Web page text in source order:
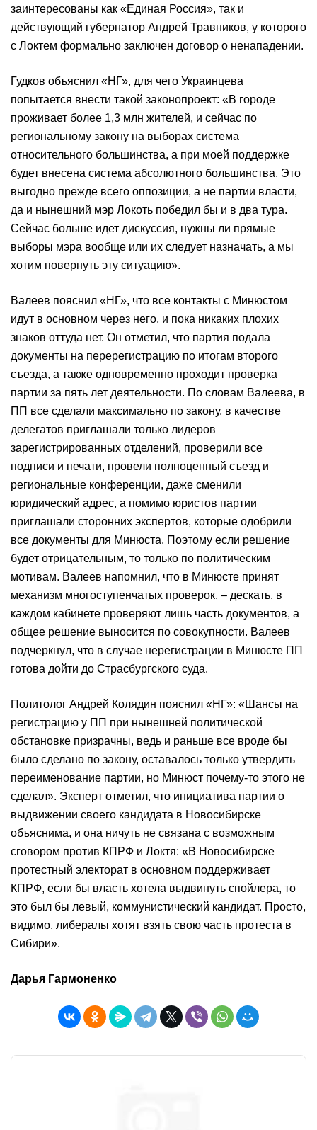
заинтересованы как «Единая Россия», так и
действующий губернатор Андрей Травников, у которого
с Локтем формально заключен договор о ненападении.
Гудков объяснил «НГ», для чего Украинцева
попытается внести такой законопроект: «В городе
проживает более 1,3 млн жителей, и сейчас по
региональному закону на выборах система
относительного большинства, а при моей поддержке
будет внесена система абсолютного большинства. Это
выгодно прежде всего оппозиции, а не партии власти,
да и нынешний мэр Локоть победил бы и в два тура.
Сейчас больше идет дискуссия, нужны ли прямые
выборы мэра вообще или их следует назначать, а мы
хотим повернуть эту ситуацию».
Валеев пояснил «НГ», что все контакты с Минюстом
идут в основном через него, и пока никаких плохих
знаков оттуда нет. Он отметил, что партия подала
документы на перерегистрацию по итогам второго
съезда, а также одновременно проходит проверка
партии за пять лет деятельности. По словам Валеева, в
ПП все сделали максимально по закону, в качестве
делегатов приглашали только лидеров
зарегистрированных отделений, проверили все
подписи и печати, провели полноценный съезд и
региональные конференции, даже сменили
юридический адрес, а помимо юристов партии
приглашали сторонних экспертов, которые одобрили
все документы для Минюста. Поэтому если решение
будет отрицательным, то только по политическим
мотивам. Валеев напомнил, что в Минюсте принят
механизм многоступенчатых проверок, – дескать, в
каждом кабинете проверяют лишь часть документов, а
общее решение выносится по совокупности. Валеев
подчеркнул, что в случае нерегистрации в Минюсте ПП
готова дойти до Страсбургского суда.
Политолог Андрей Колядин пояснил «НГ»: «Шансы на
регистрацию у ПП при нынешней политической
обстановке призрачны, ведь и раньше все вроде бы
было сделано по закону, оставалось только утвердить
переименование партии, но Минюст почему-то этого не
сделал». Эксперт отметил, что инициатива партии о
выдвижении своего кандидата в Новосибирске
объяснима, и она ничуть не связана с возможным
сговором против КПРФ и Локтя: «В Новосибирске
протестный электорат в основном поддерживает
КПРФ, если бы власть хотела выдвинуть спойлера, то
это был бы левый, коммунистический кандидат. Просто,
видимо, либералы хотят взять свою часть протеста в
Сибири».
Дарья Гармоненко